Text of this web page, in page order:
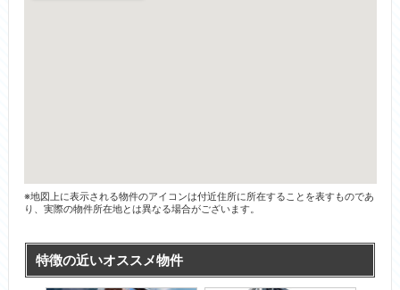
※地図上に表示される物件のアイコンは付近住所に所在することを表すものであ
り、実際の物件所在地とは異なる場合がございます。
特徴の近いオススメ物件